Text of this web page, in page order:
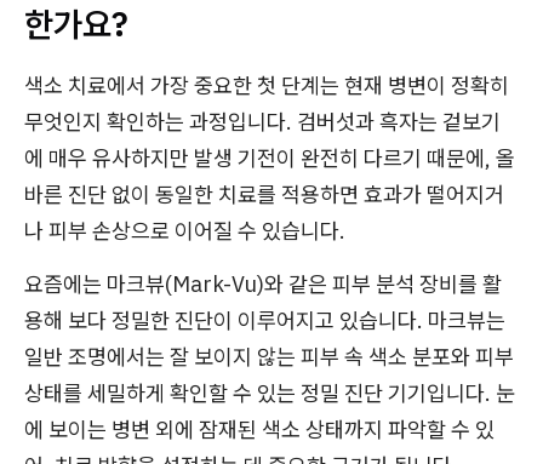
한가요?
색소 치료에서 가장 중요한 첫 단계는 현재 병변이 정확히
무엇인지 확인하는 과정입니다. 검버섯과 흑자는 겉보기
에 매우 유사하지만 발생 기전이 완전히 다르기 때문에, 올
바른 진단 없이 동일한 치료를 적용하면 효과가 떨어지거
나 피부 손상으로 이어질 수 있습니다.
요즘에는 마크뷰(Mark-Vu)와 같은 피부 분석 장비를 활
용해 보다 정밀한 진단이 이루어지고 있습니다. 마크뷰는
일반 조명에서는 잘 보이지 않는 피부 속 색소 분포와 피부
상태를 세밀하게 확인할 수 있는 정밀 진단 기기입니다. 눈
에 보이는 병변 외에 잠재된 색소 상태까지 파악할 수 있